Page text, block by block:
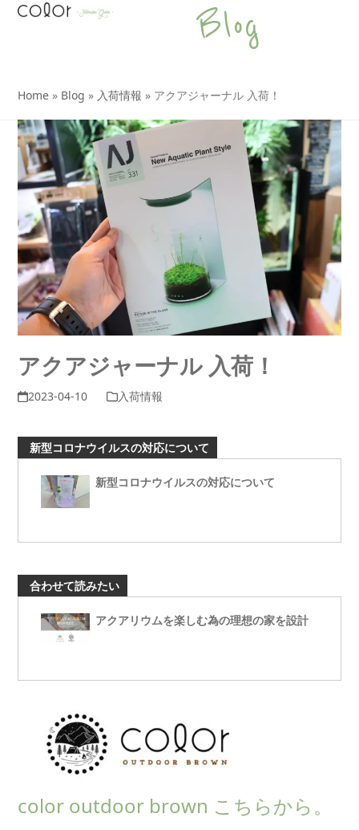
SkipOpen
Close
Blog
Home » Blog » 入荷情報 » アクアジャーナル 入荷！
アクアジャーナル 入荷！
2023-04-10 入荷情報
新型コロナウイルスの対応について
新型コロナウイルスの対応について
合わせて読みたい
アクアリウムを楽しむ為の理想の家を設計
color outdoor brown こちらから。